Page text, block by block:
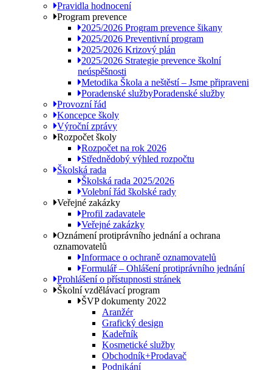
Pravidla hodnocení
Program prevence
2025/2026 Program prevence šikany
2025/2026 Preventivní program
2025/2026 Krizový plán
2025/2026 Strategie prevence školní
neúspěšnosti
Metodika Škola a neštěstí – Jsme připraveni
Poradenské službyPoradenské služby
Provozní řád
Koncepce školy
Výroční zprávy
Rozpočet školy
Rozpočet na rok 2026
Střednědobý výhled rozpočtu
Školská rada
Školská rada 2025/2026
Volební řád školské rady
Veřejné zakázky
Profil zadavatele
Veřejné zakázky
Oznámení protiprávního jednání a ochrana
oznamovatelů
Informace o ochraně oznamovatelů
Formulář – Ohlášení protiprávního jednání
Prohlášení o přístupnosti stránek
Školní vzdělávací program
ŠVP dokumenty 2022
Aranžér
Grafický design
Kadeřník
Kosmetické služby
Obchodník+Prodavač
Podnikání